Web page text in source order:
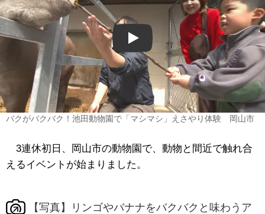
Play
バクがバクバク！池田動物園で「マシマシ」えさやり体験 岡山市
3連休初日、岡山市の動物園で、動物と間近で触れ合
えるイベントが始まりました。
【写真】リンゴやバナナをバクバクと味わうア